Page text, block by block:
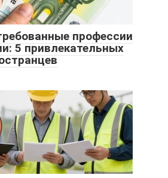
профессии
5 привлекательных